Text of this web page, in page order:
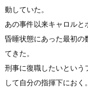
動していた。
あの事件以来キャロル
昏睡状態にあった最初の
てきた。
刑事に復職したいという
して自分の指揮下におく。